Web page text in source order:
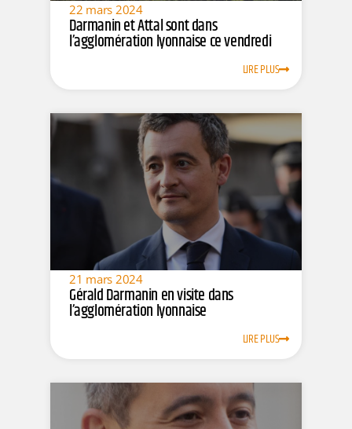
22 mars 2024
Darmanin et Attal sont dans
l’agglomération lyonnaise ce vendredi
LIRE PLUS
21 mars 2024
Gérald Darmanin en visite dans
l’agglomération lyonnaise
LIRE PLUS